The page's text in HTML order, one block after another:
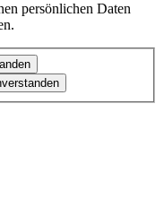
persönlichen Daten